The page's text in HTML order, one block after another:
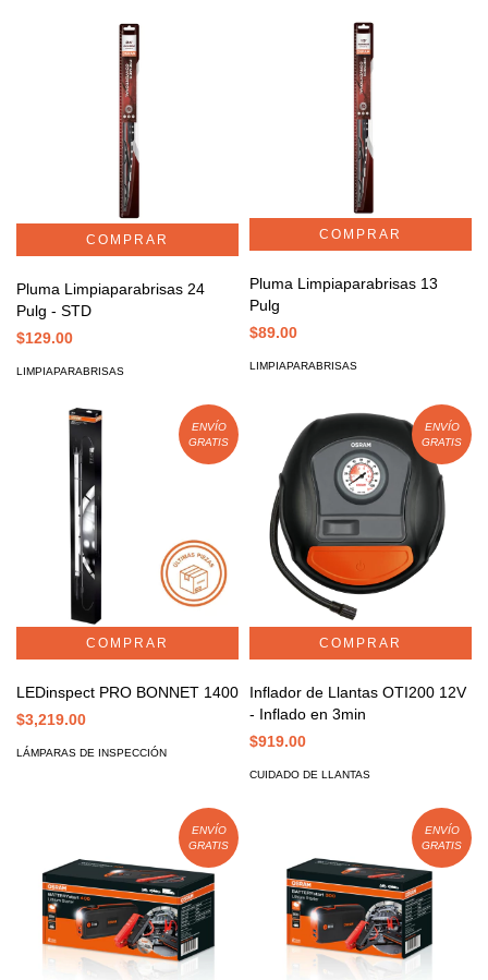
Pluma Limpiaparabrisas 24
Pulg - STD
$129.00
LIMPIAPARABRISAS
Pluma Limpiaparabrisas 13
Pulg
$89.00
LIMPIAPARABRISAS
ENVÍO
GRATIS
LEDinspect PRO BONNET 1400
$3,219.00
LÁMPARAS DE INSPECCIÓN
ENVÍO
GRATIS
Inflador de Llantas OTI200 12V
- Inflado en 3min
$919.00
CUIDADO DE LLANTAS
ENVÍO
GRATIS
ENVÍO
GRATIS